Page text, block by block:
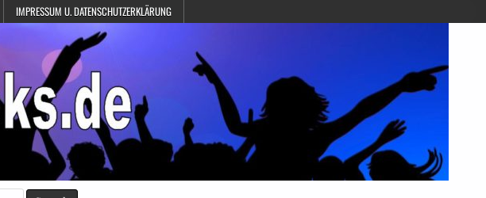
IMPRESSUM U. DATENSCHUTZERKLÄRUNG